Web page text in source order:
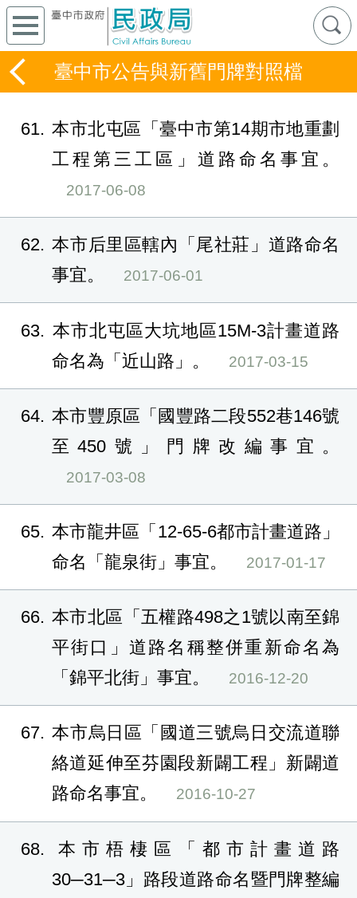
臺中市公告與新舊門牌對照檔
61 本市北屯區「臺中市第14期市地重劃
工程第三工區」道路命名事宜。
2017-06-08
62 本市后里區轄內「尾社莊」道路命名
事宜。
2017-06-01
63
本市北屯區大坑地區15M-3計畫道路
命名為「近山路」。
2017-03-15
64 本市豐原區「國豐路二段552巷146號
至450號」門牌改編事宜。
2017-03-08
65 本市龍井區「12-65-6都市計畫道路」
命名「龍泉街」事宜。
2017-01-17
66 本市北區「五權路498之1號以南至錦
平街口」道路名稱整併重新命名為
「錦平北街」事宜。
2016-12-20
67 本市烏日區「國道三號烏日交流道聯
絡道延伸至芬園段新闢工程」新闢道
路命名事宜。
2016-10-27
68
本市梧棲區「都市計畫道路
30─31─3」路段道路命名暨門牌整編